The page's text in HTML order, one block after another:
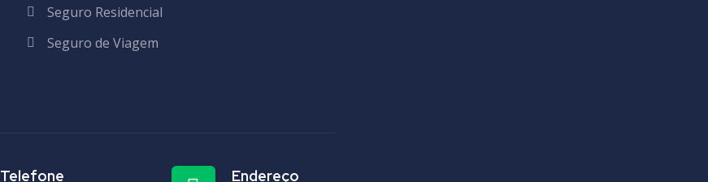
Seguro Residencial
Seguro de Viagem
Telefone Endereço